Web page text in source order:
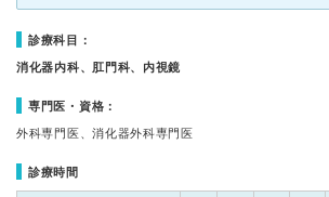
診療科目：
消化器内科、肛門科、内視鏡
専門医・資格：
外科専門医、消化器外科専門医
診療時間